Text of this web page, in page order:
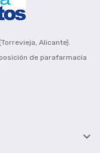
Alicante).
de parafarmacia
